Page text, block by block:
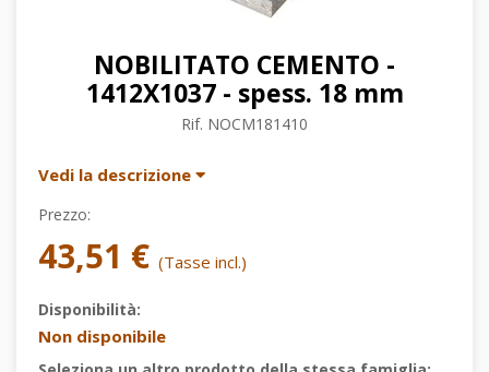
NOBILITATO CEMENTO -
1412X1037 - spess. 18 mm
Rif. NOCM181410
Vedi la descrizione
Prezzo:
43,51 € (Tasse incl.)
Disponibilità:
Non disponibile